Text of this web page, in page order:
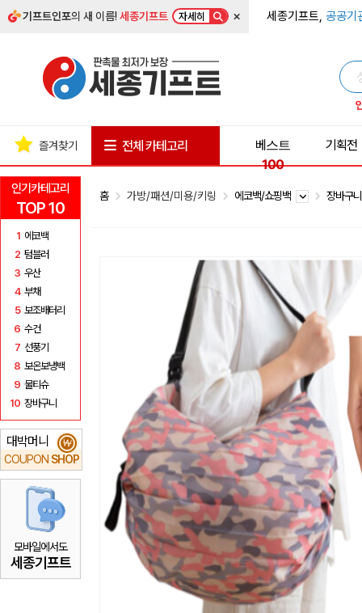
기프트인포의 새 이름!세종기프트 자세히 × 세종기프트, 공공기
인기카테고리
TOP 10
1 에코백
2 텀블러
3 우산
4 부채
5 보조배터리
6 수건
7 선풍기
8 보온보냉백
9 물티슈
10 장바구니
대박머니
COUPON SHOP
₩
모바일에서도
세종기프트
즐겨찾기 전체 카테고리
베스트
100
기획전
홈 가방/패션/미용/키링 에코백/쇼핑백 장바구